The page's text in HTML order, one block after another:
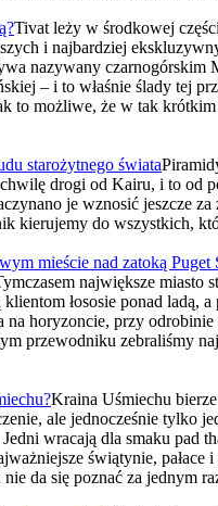
Tivat leży w środkowej
i najbardziej
nazywany czarnogórskim
– i to właśnie ślady tej
to możliwe, że w tak
starożytnego świata
drogi od Kairu, i to od
je wznosić jeszcze
kierujemy do wszystkich,
mieście nad zatoką Puget
największe
łososie ponad ladą,
horyzoncie, przy
przewodniku zebraliśmy
Kraina Uśmiechu
ale jednocześnie tylko
wracają dla smaku pad
świątynie,
da się poznać za jednym